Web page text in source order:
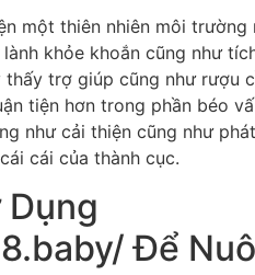
một thiên nhiên môi trường
khỏe khoắn cũng như
trợ giúp cũng như rượu
tiện hơn trong phần béo
như cải thiện cũng như
cái của thành cục.
Dụng
Để